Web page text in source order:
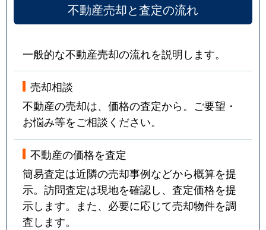
不動産売却と査定の流れ
一般的な不動産売却の流れを説明します。
売却相談
不動産の売却は、価格の査定から。ご要望・
お悩み等をご相談ください。
不動産の価格を査定
簡易査定は近隣の売却事例などから概算を提
示。訪問査定は現地を確認し、査定価格を提
示します。また、必要に応じて売却物件を調
査します。